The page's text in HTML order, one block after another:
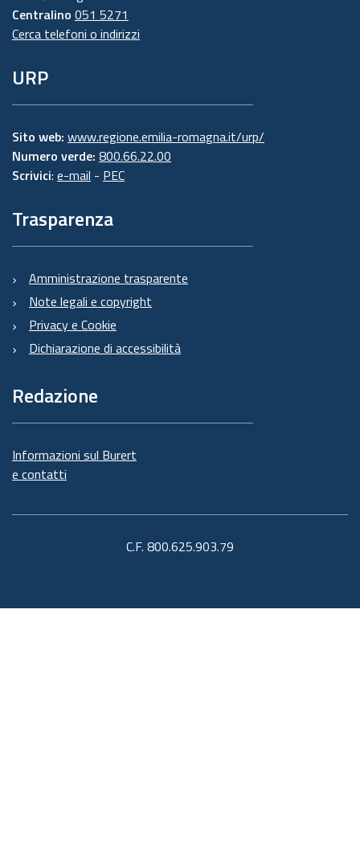
Centralino 051 5271
Cerca telefoni o indirizzi
URP
Sito web: www.regione.emilia-romagna.it/urp/
Numero verde: 800.66.22.00
Scrivici: e-mail - PEC
Trasparenza
Amministrazione trasparente
Note legali e copyright
Privacy e Cookie
Dichiarazione di accessibilità
Redazione
Informazioni sul Burert
e contatti
C.F. 800.625.903.79